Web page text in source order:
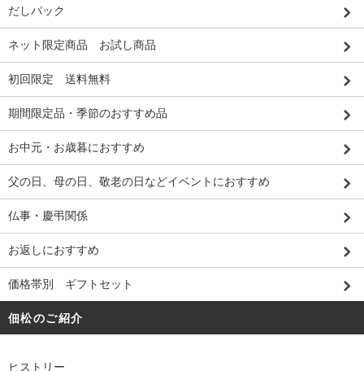
だしパック
ネット限定商品 お試し商品
初回限定 送料無料
期間限定品・季節のおすすめ品
お中元・お歳暮におすすめ
父の日、母の日、敬老の日などイベントにおすすめ
仏事・慶弔関係
お返しにおすすめ
価格帯別 ギフトセット
佃松のご紹介
ヒストリー